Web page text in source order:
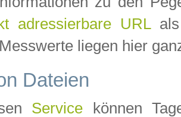
adressierbare URLals
liegen hier
Dateien
Service können